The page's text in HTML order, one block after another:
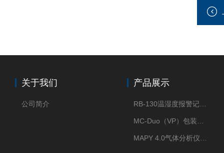
关于我们
公司简介
产品展示